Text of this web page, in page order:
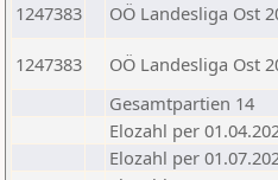
1247383 OÖ Landesliga Ost
1247383 OÖ Landesliga Ost
Gesamtpartien 14
Elozahl per
Elozahl per